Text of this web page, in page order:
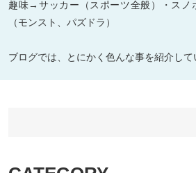
趣味→サッカー（スポーツ全般）・スノ
（モンスト、パズドラ）
ブログでは、とにかく色んな事を紹介して